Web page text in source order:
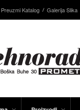
Preuzmi Katalog Galerija Slika